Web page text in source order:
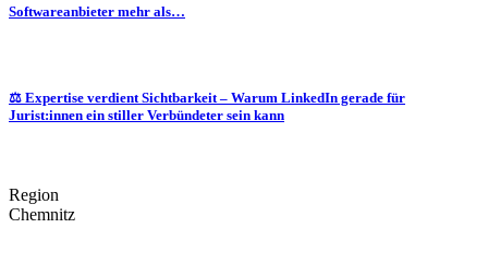
Softwareanbieter mehr als…
⚖️ Expertise verdient Sichtbarkeit – Warum LinkedIn gerade für
Jurist:innen ein stiller Verbündeter sein kann
Region
Chemnitz